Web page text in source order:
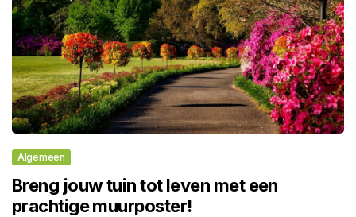
Algemeen
Breng jouw tuin tot leven met een
prachtige muurposter!